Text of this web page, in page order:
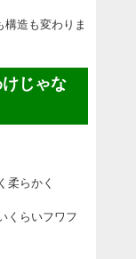
造も変わりま
じゃな
柔らかく
くらいフワフ